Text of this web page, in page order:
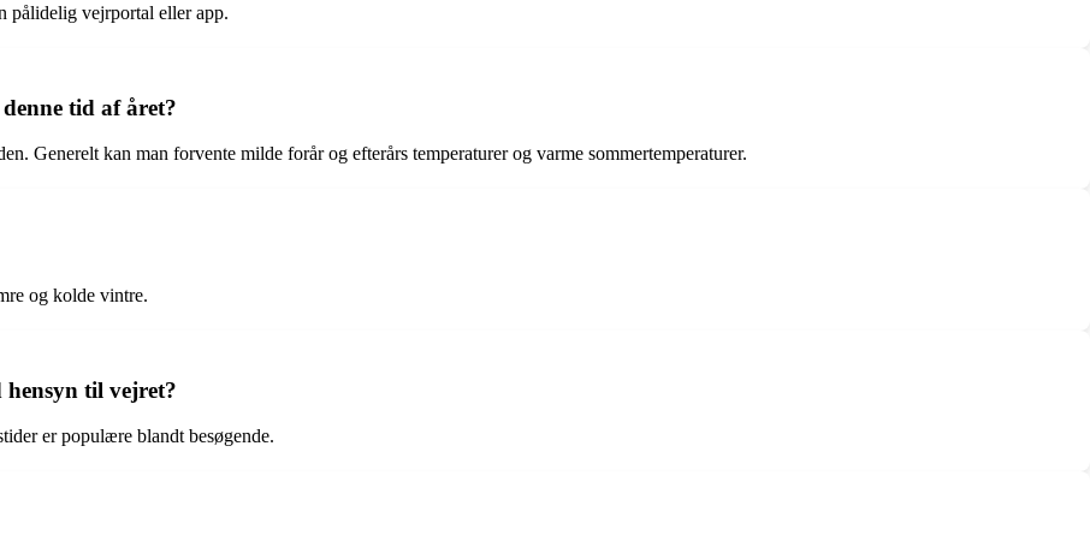
pålidelig vejrportal eller app.
tid af året?
Generelt kan man forvente milde forår og efterårs temperaturer og varme sommertemperaturer.
og kolde vintre.
hensyn til vejret?
er populære blandt besøgende.